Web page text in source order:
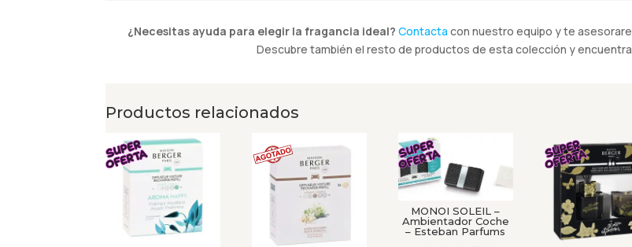
¿Necesitas ayuda para elegir la fragancia ideal? Contacta con nuestro equipo y te
Descubre también el resto de productos de esta colección y
Productos relacionados
MONOI SOLEIL –
Ambientador Coche
– Esteban Parfums